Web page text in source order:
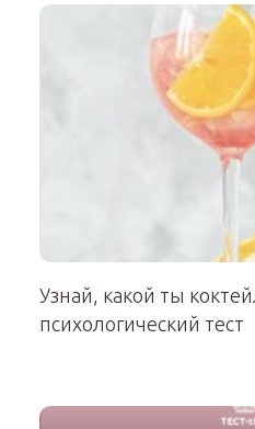
Узнай, какой ты
психологический тест